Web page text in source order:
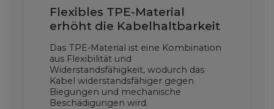
Flexibles TPE-Material
erhöht die Kabelhaltbarkeit
Das TPE-Material ist eine Kombination
aus Flexibilität und
Widerstandsfähigkeit, wodurch das
Kabel widerstandsfähiger gegen
Biegungen und mechanische
Beschädigungen wird.